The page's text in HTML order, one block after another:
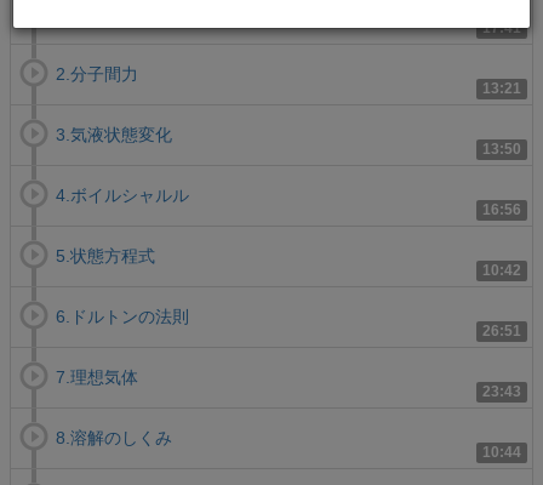
17:41
13:21
2.分子間力
13:50
3.気液状態変化
16:56
4.ボイルシャルル
10:42
5.状態方程式
26:51
6.ドルトンの法則
23:43
7.理想気体
10:44
8.溶解のしくみ